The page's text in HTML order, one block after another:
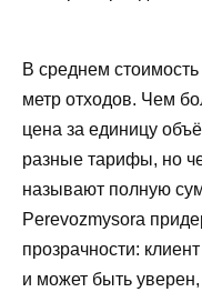
В среднем стоимость
метр отходов. Чем
цена за единицу
разные тарифы, но
называют полную
Perevozmysora
прозрачности:
и может быть